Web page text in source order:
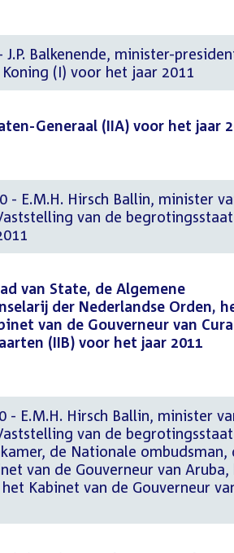
Balkenende, minister-
(I) voor het jaar 2011
Generaal (IIA) voor het jaar
- E.M.H. Hirsch Ballin, minister
van de begrotingsstaat
van State, de Algemene
der Nederlandse Orden,
van de Gouverneur van
(IIB) voor het jaar 2011
- E.M.H. Hirsch Ballin, minister
van de begrotingsstaat
de Nationale ombudsman,
van de Gouverneur van Aruba,
Kabinet van de Gouverneur